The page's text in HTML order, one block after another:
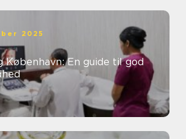
2025
København: En guide til god